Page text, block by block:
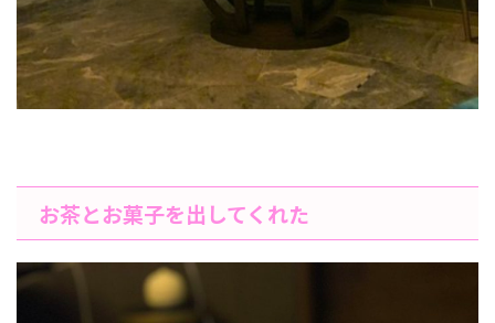
お茶とお菓子を出してくれた